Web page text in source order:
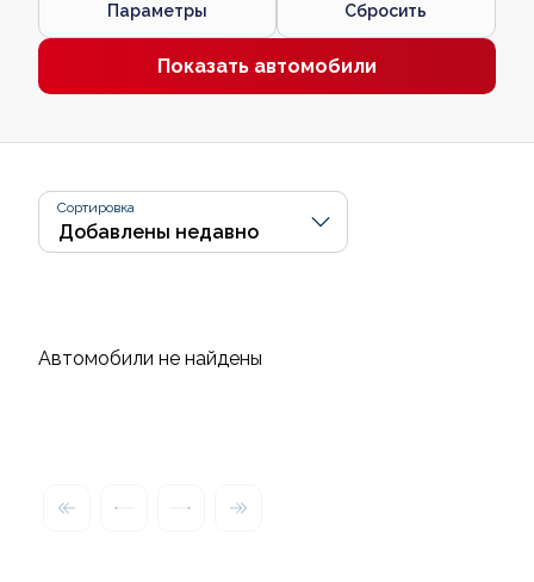
Параметры Сбросить
Показать автомобили
Сортировка
Автомобили не найдены